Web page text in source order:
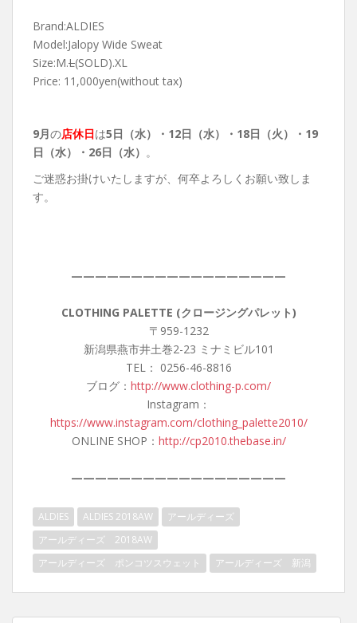
Brand:ALDIES
Model:Jalopy Wide Sweat
Size:M.L(SOLD).XL
Price: 11,000yen(without tax)
9月の店休日は5日（水）・12日（水）・18日（火）・19
日（水）・26日（水） 。
ご迷惑お掛けいたしますが、何卒よろしくお願い致しま
す。
——————————————————
CLOTHING PALETTE (クロージングパレット)
〒959-1232
新潟県燕市井土巻2-23 ミナミビル101
TEL： 0256-46-8816
ブログ： http://www.clothing-p.com/
Instagram：
https://www.instagram.com/clothing_palette2010/
ONLINE SHOP： http://cp2010.thebase.in/
——————————————————
ALDIES ALDIES 2018AW
アールディーズ
アールディーズ 2018AW
アールディーズ ポンコツスウェット
アールディーズ 新潟